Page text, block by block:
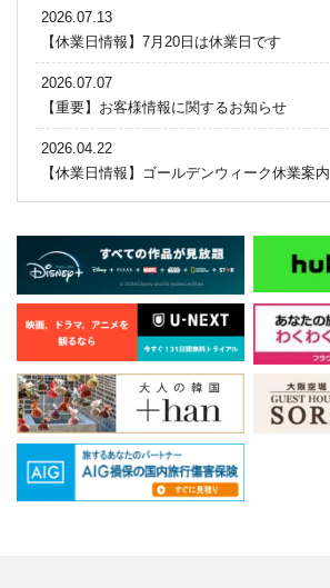
2026.07.13
【休業日情報】7月20日は休業日です
2026.07.07
【重要】お客様情報に関するお知らせ
2026.04.22
【休業日情報】ゴールデンウィーク休業案内